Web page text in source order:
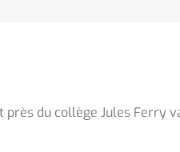
près du collège Jules Ferry